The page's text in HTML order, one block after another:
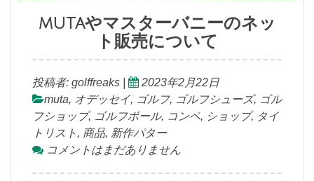
mutaやマスターバニーのネッ
ト販売について
投稿者: golffreaks
2023年2月22日
muta, オデッセイ, ゴルフ, ゴルフシューズ, ゴル
フショップ, ゴルフボール, コンペ, ショップ, タイ
トリスト , 商品, 新作パター
コメントはまだありません